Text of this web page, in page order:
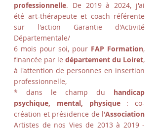
professionnelle. De 2019 à 2024, j'ai
été art-thérapeute et coach référente
sur l'action Garantie d'Activité
Départementale/
6 mois pour soi, pour FAP Formation,
financée par le département du Loiret,
à l'attention de personnes en insertion
professionnelle,
* dans le champ du handicap
psychique, mental, physique: co-
création et présidence de l'Association
Artistes de nos Vies de 2013 à 2019 -